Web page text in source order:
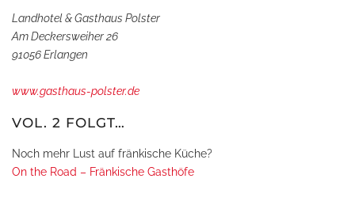
Landhotel & Gasthaus Polster
Am Deckersweiher 26
91056 Erlangen
www.gasthaus-polster.de
VOL. 2 FOLGT…
Noch mehr Lust auf fränkische Küche?
On the Road – Fränkische Gasthöfe